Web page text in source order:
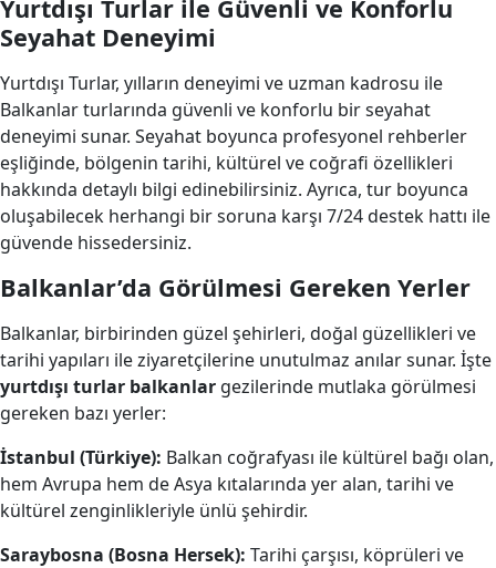
Yurtdışı Turlar ile Güvenli ve Konforlu
Seyahat Deneyimi
Yurtdışı Turlar, yılların deneyimi ve uzman kadrosu ile
Balkanlar turlarında güvenli ve konforlu bir seyahat
deneyimi sunar. Seyahat boyunca profesyonel rehberler
eşliğinde, bölgenin tarihi, kültürel ve coğrafi özellikleri
hakkında detaylı bilgi edinebilirsiniz. Ayrıca, tur boyunca
oluşabilecek herhangi bir soruna karşı 7/24 destek hattı ile
güvende hissedersiniz.
Balkanlar’da Görülmesi Gereken Yerler
Balkanlar, birbirinden güzel şehirleri, doğal güzellikleri ve
tarihi yapıları ile ziyaretçilerine unutulmaz anılar sunar. İşte
yurtdışı turlar balkanlar gezilerinde mutlaka görülmesi
gereken bazı yerler:
İstanbul (Türkiye): Balkan coğrafyası ile kültürel bağı olan,
hem Avrupa hem de Asya kıtalarında yer alan, tarihi ve
kültürel zenginlikleriyle ünlü şehirdir.
Saraybosna (Bosna Hersek): Tarihi çarşısı, köprüleri ve